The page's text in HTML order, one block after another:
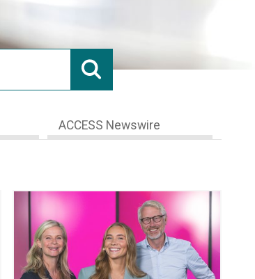
ACCESS Newswire